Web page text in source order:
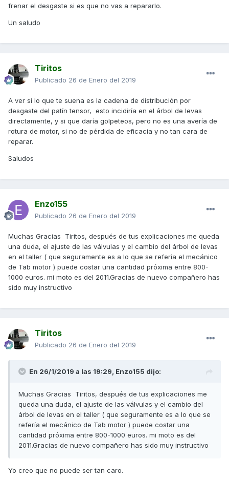
frenar el desgaste si es que no vas a repararlo.
Un saludo
Tiritos
Publicado 26 de Enero del 2019
A ver si lo que te suena es la cadena de distribución por
desgaste del patín tensor, esto incidiría en el árbol de levas
directamente, y si que daría golpeteos, pero no es una avería de
rotura de motor, si no de pérdida de eficacia y no tan cara de
reparar.
Saludos
Enzo155
Publicado 26 de Enero del 2019
Muchas Gracias Tiritos, después de tus explicaciones me queda
una duda, el ajuste de las válvulas y el cambio del árbol de levas
en el taller ( que seguramente es a lo que se refería el mecánico
de Tab motor ) puede costar una cantidad próxima entre 800-
1000 euros. mi moto es del 2011.Gracias de nuevo compañero has
sido muy instructivo
Tiritos
Publicado 26 de Enero del 2019
En 26/1/2019 a las 19:29, Enzo155 dijo:
Muchas Gracias Tiritos, después de tus explicaciones me
queda una duda, el ajuste de las válvulas y el cambio del
árbol de levas en el taller ( que seguramente es a lo que se
refería el mecánico de Tab motor ) puede costar una
cantidad próxima entre 800-1000 euros. mi moto es del
2011.Gracias de nuevo compañero has sido muy instructivo
Yo creo que no puede ser tan caro.